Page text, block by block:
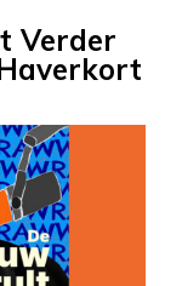
Verder